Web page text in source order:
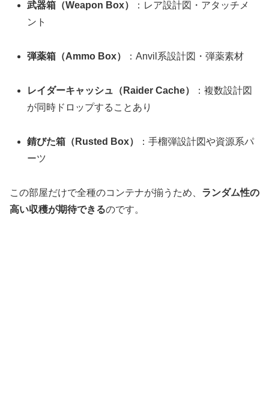
武器箱（Weapon Box）
：レア設計図・アタッチメ
ント
弾薬箱（Ammo Box） ：Anvil系設計図・弾薬素材
レイダーキャッシュ（Raider Cache）
：複数設計図
が同時ドロップすることあり
錆びた箱（Rusted Box）
：手榴弾設計図や資源系パ
ーツ
この部屋だけで全種のコンテナが揃うため、 ランダム性の
高い収穫が期待できるのです。